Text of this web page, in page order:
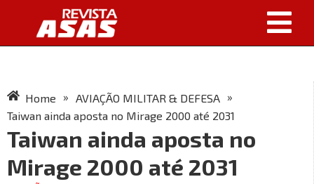
Home » AVIAÇÃO MILITAR & DEFESA »
Taiwan ainda aposta no Mirage 2000 até 2031
Taiwan ainda aposta no
Mirage 2000 até 2031